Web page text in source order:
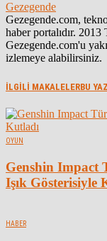
Gezegende
Gezegende.com,
haber portalıdır. 2013
Gezegende.com'u
izlemeye alabilirsiniz.
İLGİLİ MAKALELERBU
OYUN
Genshin Impact
Işık Gösterisiyle
HABER